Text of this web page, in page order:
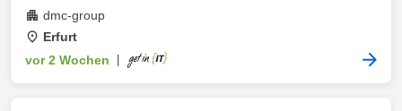
dmc-group
Erfurt
vor 2 Wochen